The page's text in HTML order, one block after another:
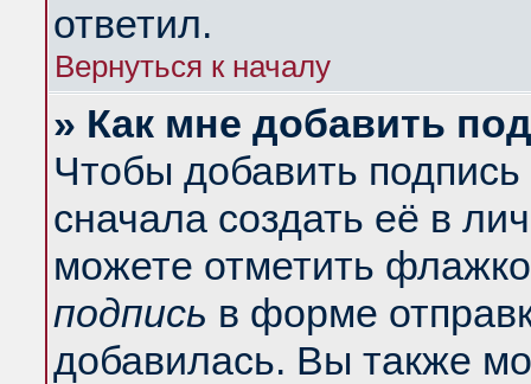
ответил.
Вернуться к началу
» Как мне добавить
Чтобы добавить
сначала создать её в
можете отметить
подпись в форме
добавилась. Вы также